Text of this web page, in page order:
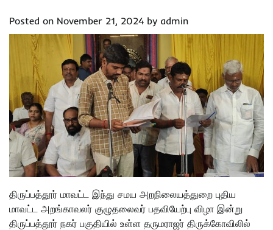
Posted on November 21, 2024 by admin
திருப்பத்தூர் மாவட்ட இந்து சமய அறநிலையத்துறை புதிய
மாவட்ட அறங்காவலர் குழுதலைவர் பதவியேற்பு விழா இன்று
திருப்பத்தூர் நகர் பகுதியில் உள்ள தருமராஜர் திருக்கோவிலில்